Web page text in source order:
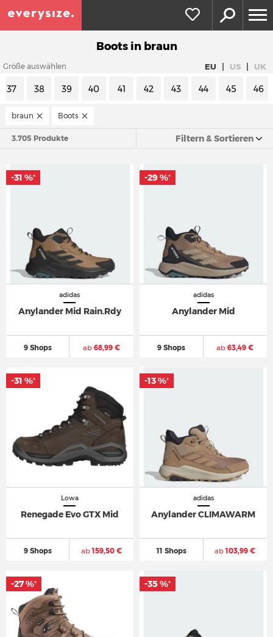
Boots in braun
Größe auswählen EU | US | UK
37 38 39 40 41 42 43 44 45 46
braun Boots
3.705 Produkte Filtern & Sortieren
adidas
Anylander Mid Rain.Rdy
9 Shops ab68,99 €
-31 %*
adidas
Anylander Mid
9 Shops ab 63,49 €
-29 %*
Lowa
Renegade Evo GTX Mid
9 Shops ab159,50 €
-31 %*
adidas
Anylander CLIMAWARM
11 Shops ab103,99 €
-13 %*
-27 %* -35 %*